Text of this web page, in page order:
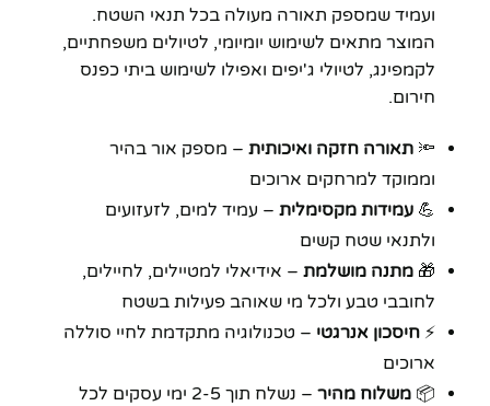
ועמיד שמספק תאורה מעולה בכל תנאי השטח.
המוצר מתאים לשימוש יומיומי, לטיולים משפחתיים,
לקמפינג, לטיולי ג'יפים ואפילו לשימוש ביתי כפנס
חירום.
🔦 תאורה חזקה ואיכותית – מספק אור בהיר
וממוקד למרחקים ארוכים
💪 עמידות מקסימלית – עמיד למים, לזעזועים
ולתנאי שטח קשים
🎁 מתנה מושלמת – אידיאלי למטיילים, לחיילים,
לחובבי טבע ולכל מי שאוהב פעילות בשטח
⚡ חיסכון אנרגטי – טכנולוגיה מתקדמת לחיי סוללה
ארוכים
📦 משלוח מהיר
– נשלח תוך 2-5 ימי עסקים לכל